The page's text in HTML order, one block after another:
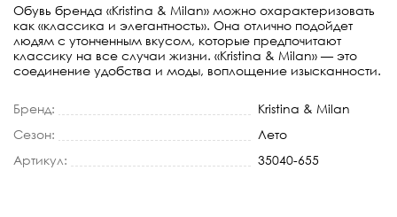
Обувь бренда «Kristina & Milan» можно охарактеризовать
как «классика и элегантность». Она отлично подойдет
людям с утонченным вкусом, которые предпочитают
классику на все случаи жизни. «Kristina & Milan» — это
соединение удобства и моды, воплощение изысканности.
Бренд:
Kristina & Milan
Сезон:
Лето
Артикул:
35040-655